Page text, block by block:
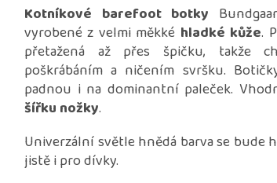
produktu
2,9
z
5
hvězdiček.
Kotníkové barefoot botky
vyrobené z velmi měkké hladké kůže.
přetažená až přes špičku, takže
poškrábáním a ničením svršku.
padnou i na dominantní paleček.
šířku nožky.
Univerzální světle hnědá barva se bude
jistě i pro dívky.